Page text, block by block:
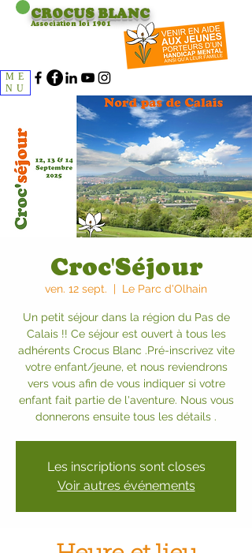
CROCUSBLANC
Association loi 1901
ME
NU
Croc'Séjour
ven. 12 sept.
  |
Le Parc d'Olhain
Un petit séjour dans la région du Pas de
Calais !! Ce séjour est ouvert à tous les
adhérents Crocus Blanc .Pré-inscrivez vite
votre enfant/jeune, et nous reviendrons
vers vous afin de vous indiquer si votre
enfant fait partie de l'aventure. Nous vous
donnerons ensuite tous les détails .
Les inscriptions sont closes
Voir autres événements